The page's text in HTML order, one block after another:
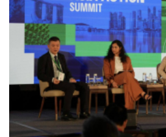
會讓成長動能與時間複利持續放大。